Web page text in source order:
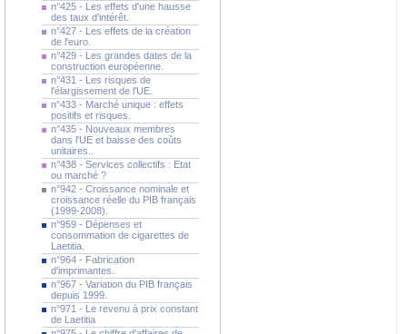
n°425 - Les effets d'une hausse
des taux d'intérêt.
n°427 - Les effets de la création
de l'euro.
n°429 - Les grandes dates de la
construction européenne.
n°431 - Les risques de
l'élargissement de l'UE.
n°433 - Marché unique : effets
positifs et risques.
n°435 - Nouveaux membres
dans l'UE et baisse des coûts
unitaires..
n°438 - Services collectifs : Etat
ou marché ?
n°942 - Croissance nominale et
croissance réelle du PIB français
(1999-2008).
n°959 - Dépenses et
consommation de cigarettes de
Laetitia.
n°964 - Fabrication
d'imprimantes.
n°967 - Variation du PIB français
depuis 1999.
n°971 - Le revenu à prix constant
de Laetitia